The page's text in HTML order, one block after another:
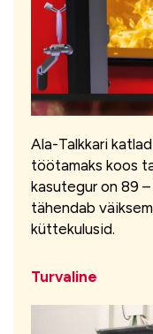
Ala-Talkkari
töötamaks koos
kasutegur on 89
tähendab
küttekulusid.
Turvaline